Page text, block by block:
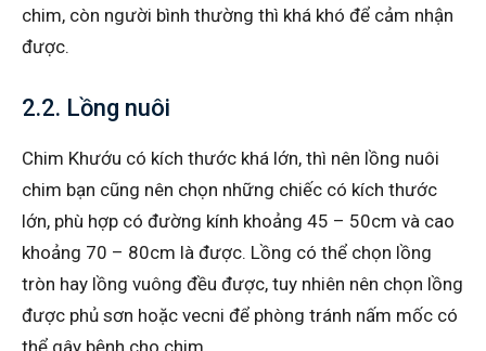
chim, còn người bình thường thì khá khó để cảm nhận
được.
2.2. Lồng nuôi
Chim Khướu có kích thước khá lớn, thì nên lồng nuôi
chim bạn cũng nên chọn những chiếc có kích thước
lớn, phù hợp có đường kính khoảng 45 – 50cm và cao
khoảng 70 – 80cm là được. Lồng có thể chọn lồng
tròn hay lồng vuông đều được, tuy nhiên nên chọn lồng
được phủ sơn hoặc vecni để phòng tránh nấm mốc có
thể gây bệnh cho chim.